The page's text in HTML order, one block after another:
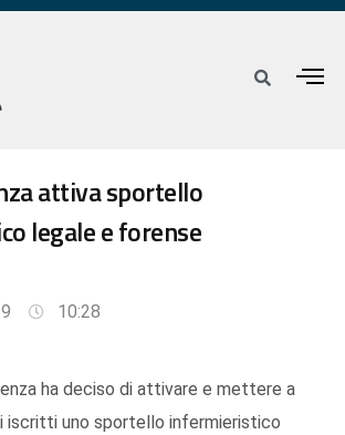
attiva sportello
legale e forense
10:28
ha deciso di attivare e mettere a
iscritti uno sportello infermieristico